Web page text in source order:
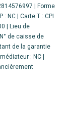
| Forme
: NC | Carte T : CPI
| Lieu de
de caisse de
de la garantie
: NC |